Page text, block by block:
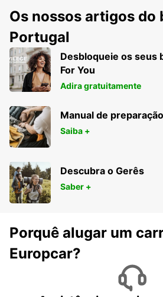
DORTMUND DORSTFELD
DORTMUND - GERMANY
Os nossos artigos do
Portugal
Desbloqueie os seus
For You
Adira gratuitamente
Manual de
Saiba +
Descubra o Gerês
Saber +
Porquê alugar um
Europcar?